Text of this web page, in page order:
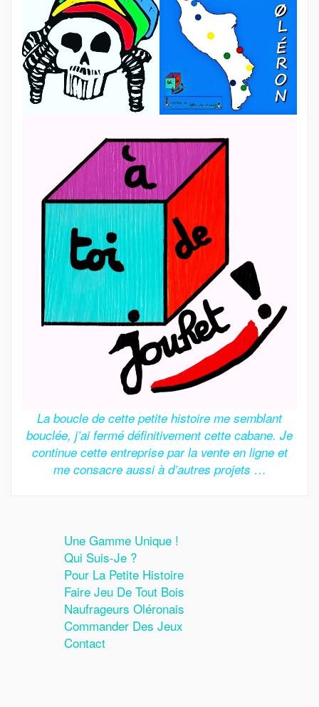
La boucle de cette petite histoire me semblant
bouclée, j’ai fermé définitivement cette cabane. Je
continue cette entreprise par la vente en ligne et
me consacre aussi à d’autres projets …
Une Gamme Unique !
Qui Suis-Je ?
Pour La Petite Histoire
Faire Jeu De Tout Bois
Naufrageurs Oléronais
Commander Des Jeux
Contact